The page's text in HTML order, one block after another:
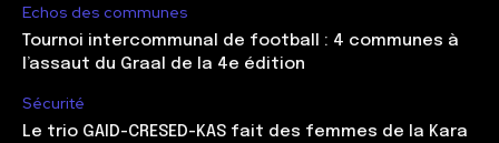
Echos des communes
Tournoi intercommunal de football : 4 communes à
l’assaut du Graal de la 4e édition
Sécurité
Le trio GAID-CRESED-KAS fait des femmes de la Kara